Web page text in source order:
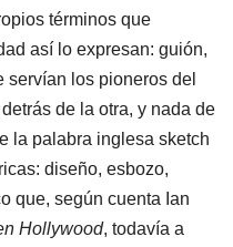
términos que
así lo expresan: guión,
los pioneros del
de la otra, y nada de
la palabra inglesa sketch
diseño, esbozo,
que, según cuenta Ian
Hollywood, todavía a